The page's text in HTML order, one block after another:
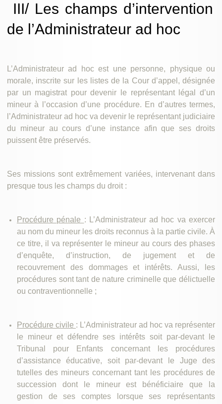
III/ Les champs d’intervention
de l’Administrateur ad hoc
L’Administrateur ad hoc est une personne, physique ou
morale, inscrite sur les listes de la Cour d’appel, désignée
par un magistrat pour devenir le représentant légal d’un
mineur à l’occasion d’une procédure. En d’autres termes,
l’Administrateur ad hoc va devenir le représentant judiciaire
du mineur au cours d’une instance afin que ses droits
puissent être préservés.
Ses missions sont extrêmement variées, intervenant dans
presque tous les champs du droit :
Procédure pénale : L’Administrateur ad hoc va exercer
au nom du mineur les droits reconnus à la partie civile. À
ce titre, il va représenter le mineur au cours des phases
d’enquête, d’instruction, de jugement et de
recouvrement des dommages et intérêts. Aussi, les
procédures sont tant de nature criminelle que délictuelle
ou contraventionnelle ;
Procédure civile : L’Administrateur ad hoc va représenter
le mineur et défendre ses intérêts soit par-devant le
Tribunal pour Enfants concernant les procédures
d’assistance éducative, soit par-devant le Juge des
tutelles des mineurs concernant tant les procédures de
succession dont le mineur est bénéficiaire que la
gestion de ses comptes lorsque ses représentants